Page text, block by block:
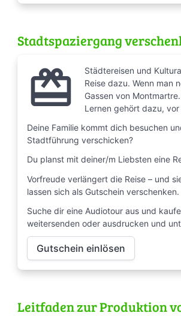
Stadtspaziergang
redeem
Städtereisen und
Reise dazu. Wenn man
Gassen von
Lernen gehört dazu,
Deine Familie kommt dich besuchen
Stadtführung verschicken?
Du planst mit deiner/m Liebsten eine
Vorfreude verlängert die Reise – und
lassen sich als Gutschein
Suche dir eine Audiotour aus und
weitersenden oder ausdrucken und
Gutschein einlösen
Leitfaden zur Produktion